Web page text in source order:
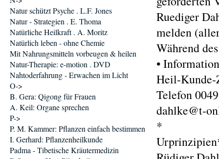
Ruediger
melden
Während
•
Heil-Kunde-
Telefon
dahlke@t-
*
Natur schützt Psyche . L.F. Jones
Natur - Strategien . E. Thoma
Natürliche Heilkraft . A. Moritz
Natürlich leben - ohne Chemie
Mit Nahrungsmitteln vorbeugen & heilen
Natur-Therapie: e-motion . DVD
Nahtoderfahrung - Erwachen im Licht
O->
B. Gera: Qigong für Frauen
A. Keil: Organe sprechen
P->
P. M. Kammer: Pflanzen einfach bestimmen
I. Gerhard: Pflanzenheilkunde
Padma - Tibetische Kräutermedizin